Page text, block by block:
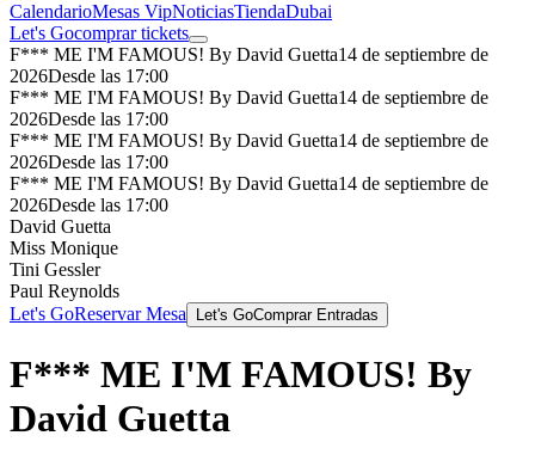
CalendarioMesas VipNoticiasTiendaDubai
Let's Gocomprar tickets
F*** ME I'M FAMOUS! By David Guetta14 de septiembre de
2026Desde las 17:00
F*** ME I'M FAMOUS! By David Guetta14 de septiembre de
2026Desde las 17:00
F*** ME I'M FAMOUS! By David Guetta14 de septiembre de
2026Desde las 17:00
F*** ME I'M FAMOUS! By David Guetta14 de septiembre de
2026Desde las 17:00
David Guetta
Miss Monique
Tini Gessler
Paul Reynolds
Let's GoReservar Mesa Let's GoComprar Entradas
F*** ME I'M FAMOUS! By
David Guetta